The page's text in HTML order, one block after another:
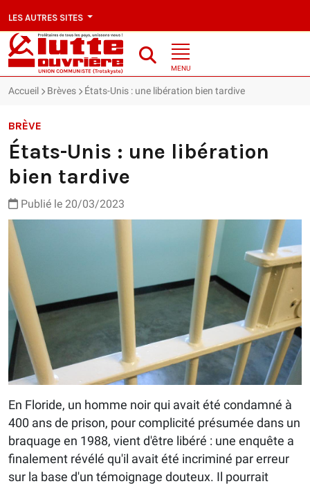
LES AUTRES SITES
MENU
Accueil Brèves États-Unis : une libération bien tardive
BRÈVE
États-Unis : une libération
bien tardive
Publié le 20/03/2023
En Floride, un homme noir qui avait été condamné à
400 ans de prison, pour complicité présumée dans un
braquage en 1988, vient d'être libéré : une enquête a
finalement révélé qu'il avait été incriminé par erreur
sur la base d'un témoignage douteux. Il pourrait